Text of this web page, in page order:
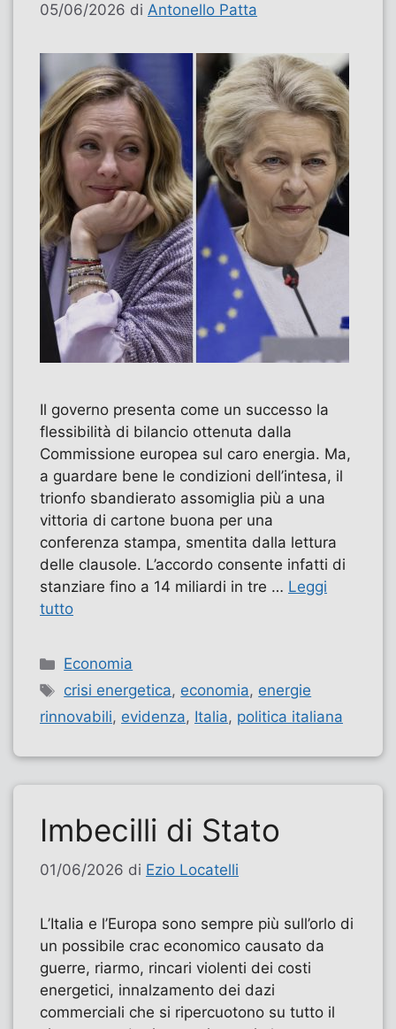
05/06/2026 di Antonello Patta
Il governo presenta come un successo la
flessibilità di bilancio ottenuta dalla
Commissione europea sul caro energia. Ma,
a guardare bene le condizioni dell’intesa, il
trionfo sbandierato assomiglia più a una
vittoria di cartone buona per una
conferenza stampa, smentita dalla lettura
delle clausole. L’accordo consente infatti di
stanziare fino a 14 miliardi in tre … Leggi
tutto
Categorie
Economia
Tag
crisi energetica, economia, energie
rinnovabili, evidenza, Italia, politica italiana
Imbecilli di Stato
01/06/2026 di Ezio Locatelli
L’Italia e l’Europa sono sempre più sull’orlo di
un possibile crac economico causato da
guerre, riarmo, rincari violenti dei costi
energetici, innalzamento dei dazi
commerciali che si ripercuotono su tutto il